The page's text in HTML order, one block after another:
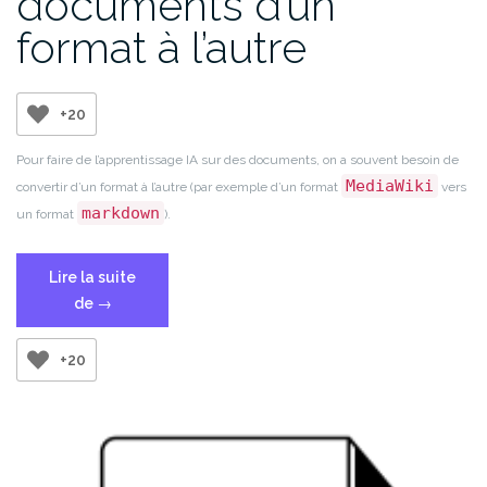
format à l’autre
+20
Pour faire de l’apprentissage IA sur des documents, on a souvent besoin de
convertir d’un format à l’autre (par exemple d’un format MediaWiki vers
un format markdown ).
Lire la suite
de « Convertir
des
d’un
→
+20